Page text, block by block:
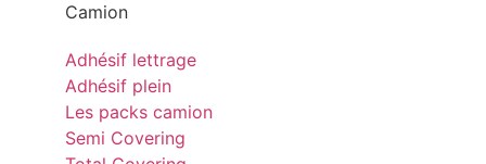
Camion
Adhésif lettrage
Adhésif plein
Les packs camion
Semi Covering